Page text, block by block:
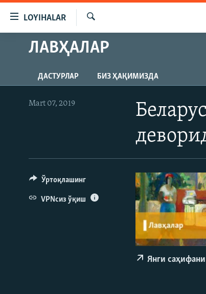
Бош
мавзуларга
навигацияга
ўтинг
Қидиришга
LOYIHALAR
OZODLIK SURISHTIRUVLARI
OZODARXIV
ЛАВҲАЛАР
ДАСТУРЛАР БИЗ ҲАҚИМИЗДА
Mart 07, 2019
Янги
Ўртоқлашинг
VPNсиз ўқиш